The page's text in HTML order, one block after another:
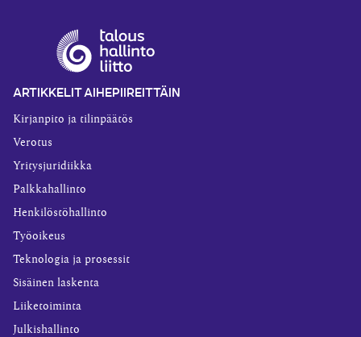
ARTIKKELIT AIHEPIIREITTÄIN
Kirjanpito ja tilinpäätös
Verotus
Yritysjuridiikka
Palkkahallinto
Henkilöstöhallinto
Työoikeus
Teknologia ja prosessit
Sisäinen laskenta
Liiketoiminta
Julkishallinto